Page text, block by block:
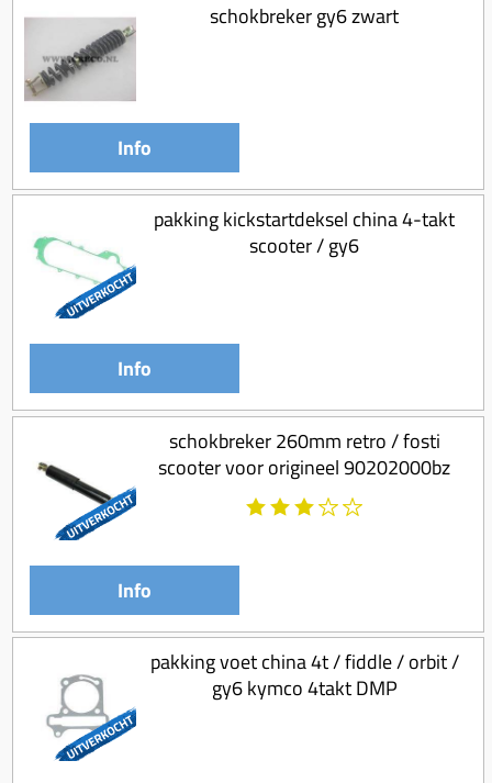
schokbreker gy6 zwart
Info
pakking kickstartdeksel china 4-takt
scooter / gy6
Info
schokbreker 260mm retro / fosti
scooter voor origineel 90202000bz
Info
pakking voet china 4t / fiddle / orbit /
gy6 kymco 4takt DMP